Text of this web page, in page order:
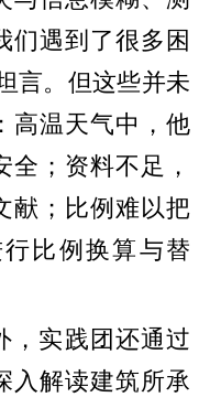
遇到了很多困
言。但这些并未
高温天气中，他
；资料不足，
献；比例难以把
比例换算与替
，实践团还通过
入解读建筑所承